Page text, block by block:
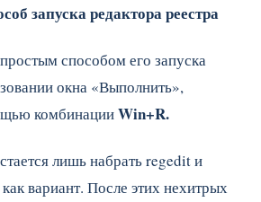
запуска редактора реестра
способом его запуска
окна «Выполнить»,
комбинацииWin+R.
лишь набрать regedit и
вариант. После этих нехитрых